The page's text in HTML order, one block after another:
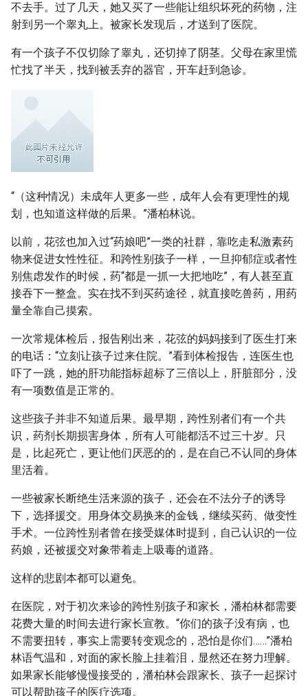
不去手。过了几天，她又买了一些能让组织坏死的药物，注
射到另一个睾丸上。被家长发现后，才送到了医院。
有一个孩子不仅切除了睾丸，还切掉了阴茎。父母在家里慌
忙找了半天，找到被丢弃的器官，开车赶到急诊。
“（这种情况）未成年人更多一些，成年人会有更理性的规
划，也知道这样做的后果。”潘柏林说。
以前，花弦也加入过“药娘吧”一类的社群，靠吃走私激素药
物来促进女性性征。和跨性别孩子一样，一旦抑郁症或者性
别焦虑发作的时候，药“都是一抓一大把地吃”，有人甚至直
接吞下一整盒。实在找不到买药途径，就直接吃兽药，用药
量全靠自己摸索。
一次常规体检后，报告刚出来，花弦的妈妈接到了医生打来
的电话：“立刻让孩子过来住院。”看到体检报告，连医生也
吓了一跳，她的肝功能指标超标了三倍以上，肝脏部分，没
有一项数值是正常的。
这些孩子并非不知道后果。最早期，跨性别者们有一个共
识，药剂长期损害身体，所有人可能都活不过三十岁。只
是，比起死亡，更让他们厌恶的的，是在自己不认同的身体
里活着。
一些被家长断绝生活来源的孩子，还会在不法分子的诱导
下，选择援交。用身体交易换来的金钱，继续买药、做变性
手术。一位跨性别者曾在接受媒体时提到，自己认识的一位
药娘，还被援交对象带着走上吸毒的道路。
这样的悲剧本都可以避免。
在医院，对于初次来诊的跨性别孩子和家长，潘柏林都需要
花费大量的时间去进行家长宣教。“你们的孩子没有病，也
不需要扭转，事实上需要转变观念的，恐怕是你们……”潘柏
林语气温和，对面的家长脸上挂着泪，显然还在努力理解。
如果家长能够慢慢接受的，潘柏林会跟家长、孩子一起探讨
可以帮助孩子的医疗选项。